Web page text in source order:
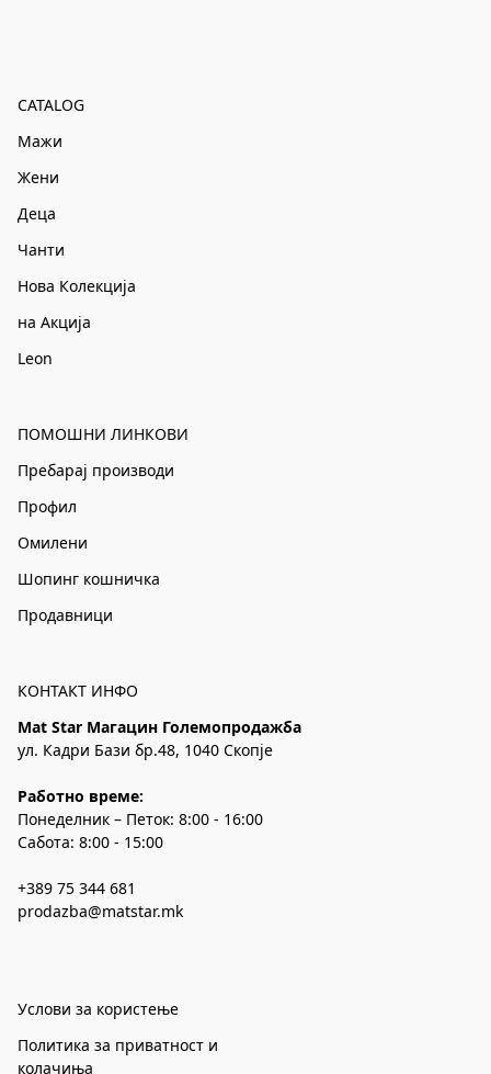
CATALOG
Мажи
Жени
Деца
Чанти
Нова Колекција
на Акција
Leon
ПОМОШНИ ЛИНКОВИ
Пребарај производи
Профил
Омилени
Шопинг кошничка
Продавници
КОНТАКТ ИНФО
Mat Star Магацин Големопродажба
ул. Кадри Бази бр.48, 1040 Скопје
Работно време:
Понеделник – Петок: 8:00 - 16:00
Сабота: 8:00 - 15:00
+389 75 344 681
prodazba@matstar.mk
Услови за користење
Политика за приватност и
колачиња